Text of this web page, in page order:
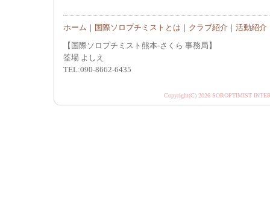
ホーム ｜ 国際ソロプチミストとは ｜ クラブ紹介 ｜ 活動紹介
【国際ソロプチミスト熊本-さくら 事務局】
筌場 よしえ
TEL:090-8662-6435
Copyright(C) 2026 SOROPTIMIST